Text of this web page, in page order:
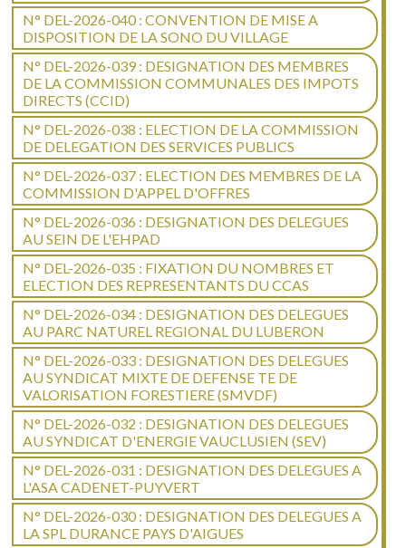
N° DEL-2026-040 : CONVENTION DE MISE A
DISPOSITION DE LA SONO DU VILLAGE
N° DEL-2026-039 : DESIGNATION DES MEMBRES
DE LA COMMISSION COMMUNALES DES IMPOTS
DIRECTS (CCID)
N° DEL-2026-038 : ELECTION DE LA COMMISSION
DE DELEGATION DES SERVICES PUBLICS
N° DEL-2026-037 : ELECTION DES MEMBRES DE LA
COMMISSION D'APPEL D'OFFRES
N° DEL-2026-036 : DESIGNATION DES DELEGUES
AU SEIN DE L'EHPAD
N° DEL-2026-035 : FIXATION DU NOMBRES ET
ELECTION DES REPRESENTANTS DU CCAS
N° DEL-2026-034 : DESIGNATION DES DELEGUES
AU PARC NATUREL REGIONAL DU LUBERON
N° DEL-2026-033 : DESIGNATION DES DELEGUES
AU SYNDICAT MIXTE DE DEFENSE TE DE
VALORISATION FORESTIERE (SMVDF)
N° DEL-2026-032 : DESIGNATION DES DELEGUES
AU SYNDICAT D'ENERGIE VAUCLUSIEN (SEV)
N° DEL-2026-031 : DESIGNATION DES DELEGUES A
L'ASA CADENET-PUYVERT
N° DEL-2026-030 : DESIGNATION DES DELEGUES A
LA SPL DURANCE PAYS D'AIGUES